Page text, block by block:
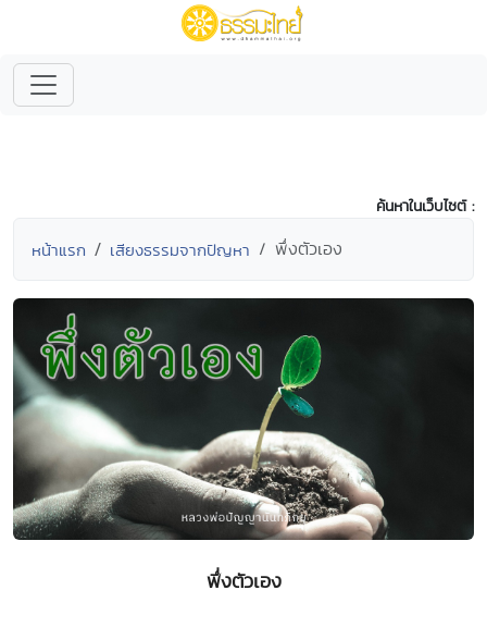
ค้นหาในเว็บไซต์ :
หน้าแรก เสียงธรรมจากปัญหา พึ่งตัวเอง
พึ่งตัวเอง